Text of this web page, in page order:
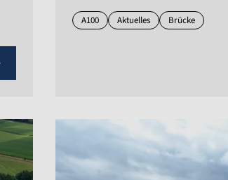
A100 Aktuelles Brücke